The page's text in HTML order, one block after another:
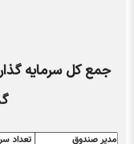
جمع کل سرمایه